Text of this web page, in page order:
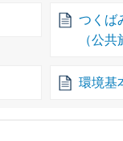
つくば
（公
環境基